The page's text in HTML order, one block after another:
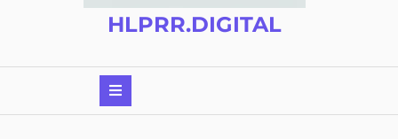
HLPRR.DIGITAL